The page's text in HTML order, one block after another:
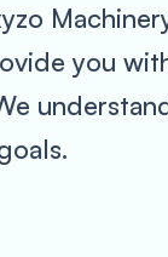
you